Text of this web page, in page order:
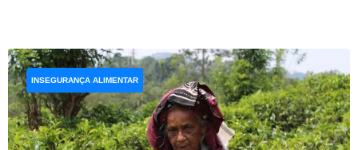
INSEGURANÇA ALIMENTAR